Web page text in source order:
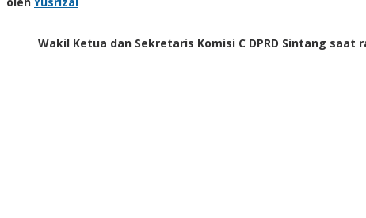
Wakil Ketua dan Sekretaris Komisi C DPRD Sintang saat